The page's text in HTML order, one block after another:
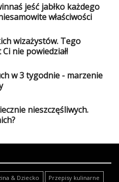
jeść jabłko każdego
właściwości
wizażystów. Tego
nie powiedział!
w 3 tygodnie - marzenie
nieszczęśliwych.
& Dziecko Przepisy kulinarne